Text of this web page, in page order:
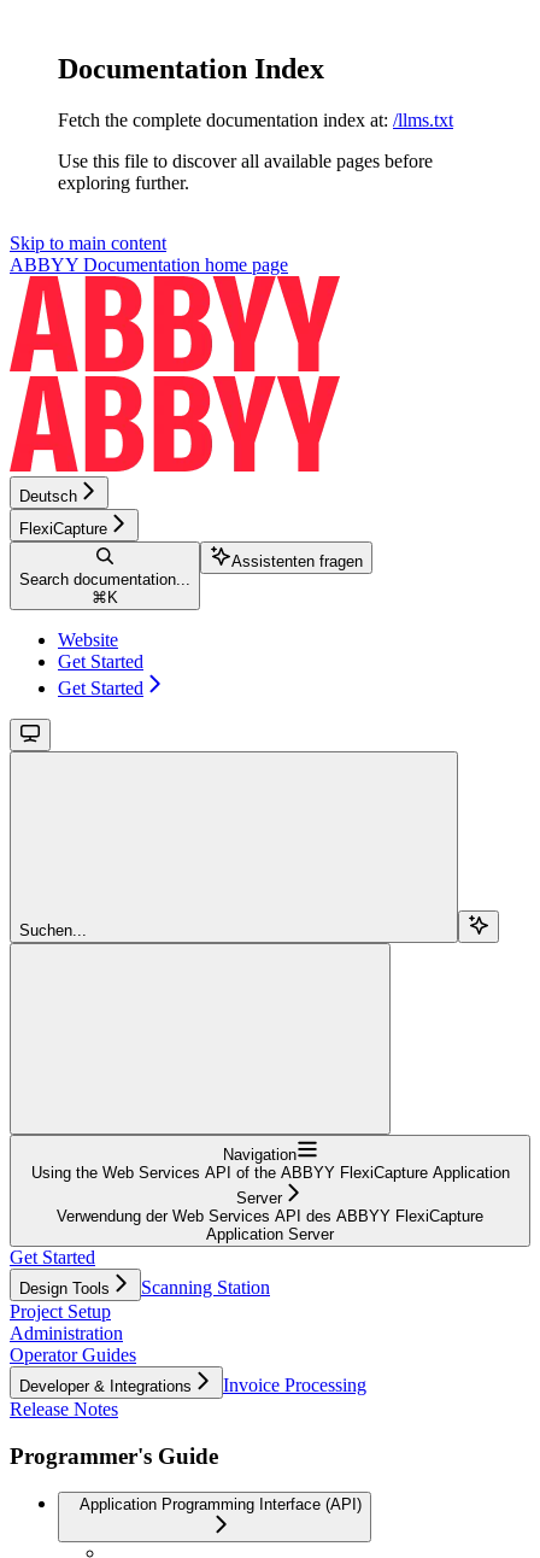
Documentation Index
Fetch the complete documentation index at: /llms.txt
Use this file to discover all available pages before
exploring further.
Skip to main content
ABBYY Documentation home page
Deutsch
FlexiCapture
Search documentation...
⌘ K
Assistenten fragen
Website
Get Started
Get Started
Suchen...
Navigation
Using the Web Services API of the ABBYY FlexiCapture Application
Server
Verwendung der Web Services API des ABBYY FlexiCapture
Application Server
Get Started
Design Tools
Scanning Station
Project Setup
Administration
Operator Guides
Developer & Integrations
Invoice Processing
Release Notes
Programmer's Guide
Application Programming Interface (API)